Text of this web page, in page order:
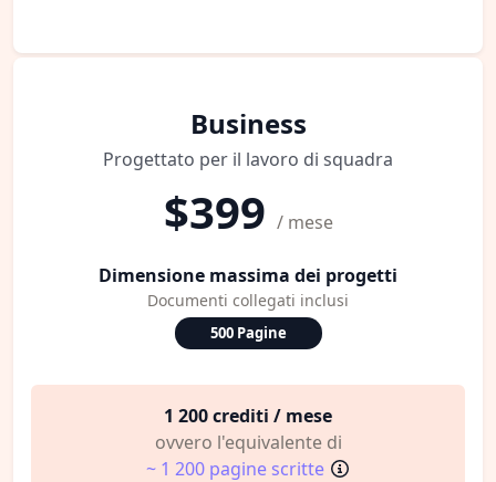
Business
Progettato per il lavoro di squadra
$399 / mese
Dimensione massima dei progetti
Documenti collegati inclusi
500 Pagine
1 200 crediti / mese
ovvero l'equivalente di
~ 1 200 pagine scritte